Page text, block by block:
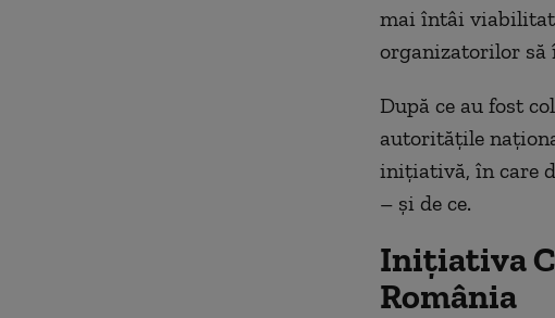
mai întâi
organizatorilor să
După ce au fost
autoritățile
inițiativă, în care
– și de ce.
Inițiativa
România